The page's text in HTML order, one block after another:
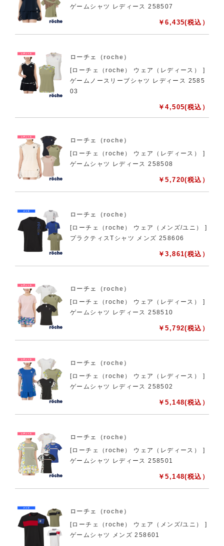
ゲームシャツ レディース 258507
￥6,435(税込）
ローチェ（roche）
[ローチェ（roche） ウェア（レディース） ]
ゲームノースリーブシャツ レディース 2585
03
￥4,505(税込）
ローチェ（roche）
[ローチェ（roche） ウェア（レディース） ]
ゲームシャツ レディース 258508
￥5,720(税込）
ローチェ（roche）
[ローチェ（roche） ウェア（メンズ/ユニ） ]
プラクティスTシャツ メンズ 258606
￥3,861(税込）
ローチェ（roche）
[ローチェ（roche） ウェア（レディース） ]
ゲームシャツ レディース 258510
￥5,792(税込）
ローチェ（roche）
[ローチェ（roche） ウェア（レディース） ]
ゲームシャツ レディース 258502
￥5,148(税込）
ローチェ（roche）
[ローチェ（roche） ウェア（レディース） ]
ゲームシャツ レディース 258501
￥5,148(税込）
ローチェ（roche）
[ローチェ（roche） ウェア（メンズ/ユニ） ]
ゲームシャツ メンズ 258601